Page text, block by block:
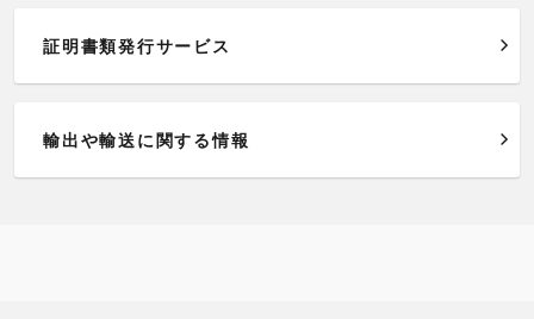
証明書類発行サービス
輸出や輸送に関する情報